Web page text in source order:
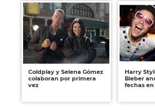
Coldplay y Selena Gómez
colaboran por primera
vez
Harry
Bieber
fechas